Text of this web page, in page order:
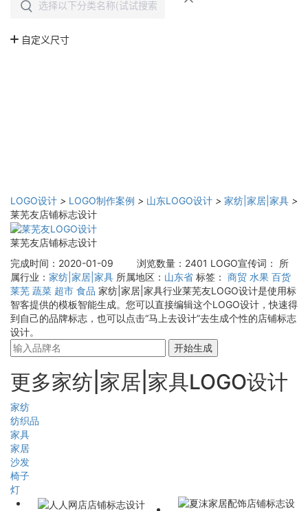
LOGO设计 > LOGO制作案例 > 山东LOGO设计 > 家纺|家居|家具 >
莱芜友店铺标志设计
莱芜友店铺标志设计
完成时间：2020-01-09
浏览数量：2401 LOGO宣传词：
所
属行业： 家纺|家居|家具 所属地区： 山东省 标签： 商贸 水果 百货
莱芜 蔬菜 超市 食品 家纺|家居|家具行业莱芜友LOGO设计是使用标
智客提供的模板智能生成。您可以直接编辑这个LOGO设计，快速得
到自己的品牌标志，也可以点击“马上去设计”去生成个性的店铺标志
设计。
开始生成
更多家纺|家居|家具LOGO设计
家纺
纺织品
家具
家居
沙发
椅子
灯